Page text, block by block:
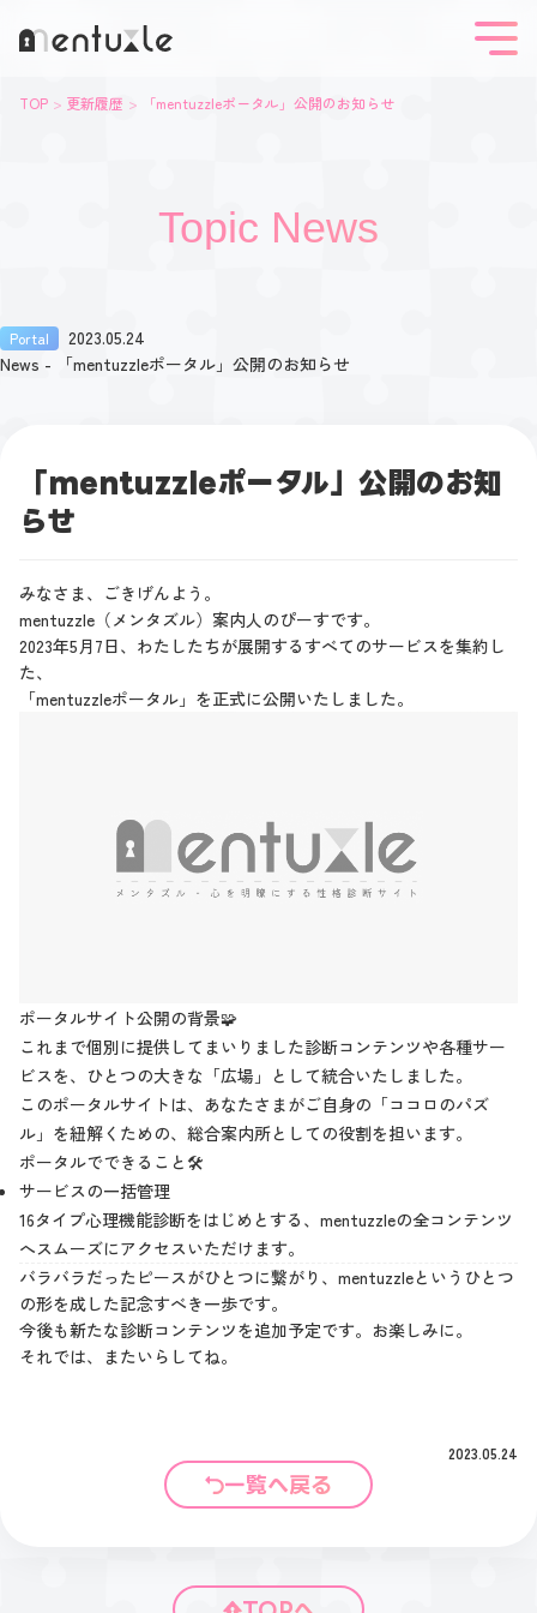
TOP 更新履歴 「mentuzzleポータル」公開のお知らせ
Topic News
Portal
2023.05.24
News - 「mentuzzleポータル」公開のお知らせ
「mentuzzleポータル」公開のお知
らせ
みなさま、ごきげんよう。
mentuzzle（メンタズル）案内人のぴーすです。
2023年5月7日、わたしたちが展開するすべてのサービスを集約し
た、
「mentuzzleポータル」を正式に公開いたしました。
ポータルサイト公開の背景🧩
これまで個別に提供してまいりました診断コンテンツや各種サー
ビスを、ひとつの大きな「広場」として統合いたしました。
このポータルサイトは、あなたさまがご自身の「ココロのパズ
ル」を紐解くための、総合案内所としての役割を担います。
ポータルでできること🛠
サービスの一括管理
16タイプ心理機能診断をはじめとする、mentuzzleの全コンテンツ
へスムーズにアクセスいただけます。
バラバラだったピースがひとつに繋がり、mentuzzleというひとつ
の形を成した記念すべき一歩です。
今後も新たな診断コンテンツを追加予定です。お楽しみに。
それでは、またいらしてね。
2023.05.24
一覧へ戻る